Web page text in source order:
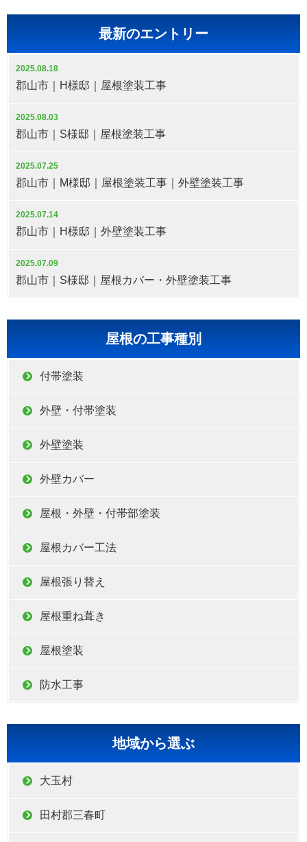
最新のエントリー
2025.08.18
郡山市｜H様邸｜屋根塗装工事
2025.08.03
郡山市｜S様邸｜屋根塗装工事
2025.07.25
郡山市｜M様邸｜屋根塗装工事｜外壁塗装工事
2025.07.14
郡山市｜H様邸｜外壁塗装工事
2025.07.09
郡山市｜S様邸｜屋根カバー・外壁塗装工事
屋根の工事種別
付帯塗装
外壁・付帯塗装
外壁塗装
外壁カバー
屋根・外壁・付帯部塗装
屋根カバー工法
屋根張り替え
屋根重ね葺き
屋根塗装
防水工事
地域から選ぶ
大玉村
田村郡三春町